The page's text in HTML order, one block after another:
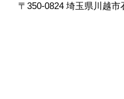
〒350-0824 埼玉県川越市